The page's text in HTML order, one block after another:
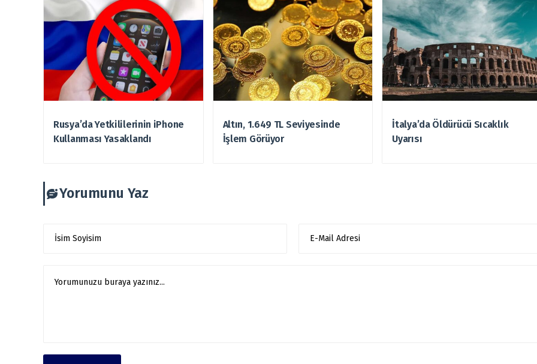
Rusya’da Yetkililerinin iPhone
Kullanması Yasaklandı
Altın, 1.649 TL Seviyesinde
İşlem Görüyor
İtalya’da Öldürücü Sıcaklık
Uyarısı
Yorumunu Yaz